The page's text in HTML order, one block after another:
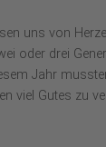
uns von
oder drei
Jahr
viel Gutes zu